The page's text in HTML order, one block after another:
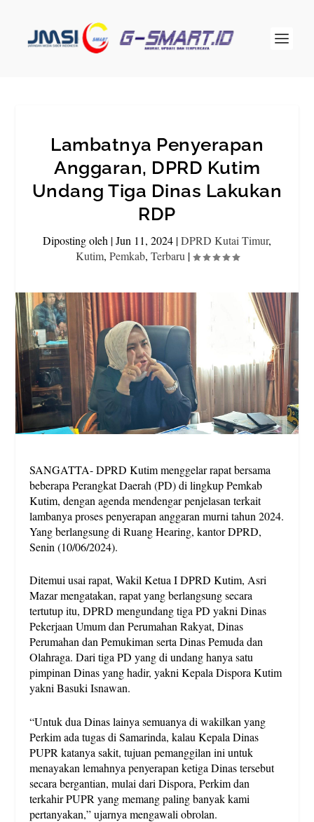
Lambatnya Penyerapan
Anggaran, DPRD Kutim
Undang Tiga Dinas Lakukan
RDP
Diposting oleh |Jun 11, 2024 |DPRD Kutai Timur,
Kutim, Pemkab, Terbaru |
SANGATTA- DPRD Kutim menggelar rapat bersama
beberapa Perangkat Daerah (PD) di lingkup Pemkab
Kutim, dengan agenda mendengar penjelasan terkait
lambanya proses penyerapan anggaran murni tahun 2024.
Yang berlangsung di Ruang Hearing, kantor DPRD,
Senin (10/06/2024).
Ditemui usai rapat, Wakil Ketua I DPRD Kutim, Asri
Mazar mengatakan, rapat yang berlangsung secara
tertutup itu, DPRD mengundang tiga PD yakni Dinas
Pekerjaan Umum dan Perumahan Rakyat, Dinas
Perumahan dan Pemukiman serta Dinas Pemuda dan
Olahraga. Dari tiga PD yang di undang hanya satu
pimpinan Dinas yang hadir, yakni Kepala Dispora Kutim
yakni Basuki Isnawan.
“Untuk dua Dinas lainya semuanya di wakilkan yang
Perkim ada tugas di Samarinda, kalau Kepala Dinas
PUPR katanya sakit, tujuan pemanggilan ini untuk
menayakan lemahnya penyerapan ketiga Dinas tersebut
secara bergantian, mulai dari Dispora, Perkim dan
terkahir PUPR yang memang paling banyak kami
pertanyakan,” ujarnya mengawali obrolan.